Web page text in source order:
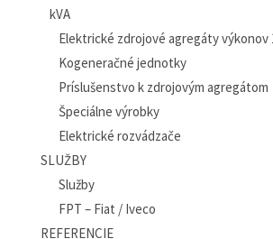
kVA
Elektrické zdrojové agregáty výkonov
Kogeneračné jednotky
Príslušenstvo k zdrojovým agregátom
Špeciálne výrobky
Elektrické rozvádzače
SLUŽBY
Služby
FPT – Fiat / Iveco
REFERENCIE